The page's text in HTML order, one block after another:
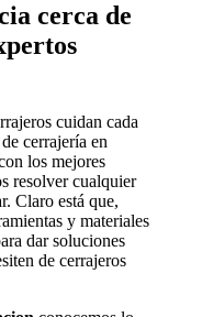
cerca de
cuidan cada
cerrajería en
los mejores
resolver cualquier
Claro está que,
y materiales
dar soluciones
de cerrajeros